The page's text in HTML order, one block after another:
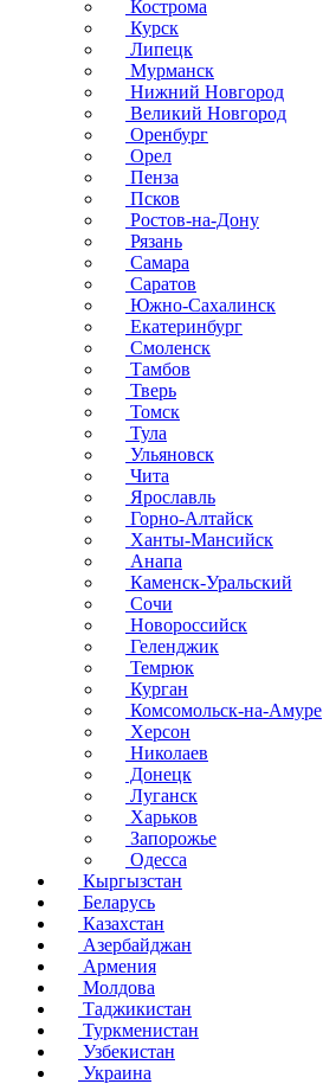
Кострома
Курск
Липецк
Мурманск
Нижний Новгород
Великий Новгород
Оренбург
Орел
Пенза
Псков
Ростов-на-Дону
Рязань
Самара
Саратов
Южно-Сахалинск
Екатеринбург
Смоленск
Тамбов
Тверь
Томск
Тула
Ульяновск
Чита
Ярославль
Горно-Алтайск
Ханты-Мансийск
Анапа
Каменск-Уральский
Сочи
Новороссийск
Геленджик
Темрюк
Курган
Комсомольск-на-Амуре
Херсон
Николаев
Донецк
Луганск
Харьков
Запорожье
Одесса
Кыргызстан
Беларусь
Казахстан
Азербайджан
Армения
Молдова
Таджикистан
Туркменистан
Узбекистан
Украина